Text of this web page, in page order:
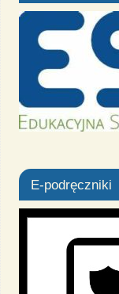
E-podręczniki